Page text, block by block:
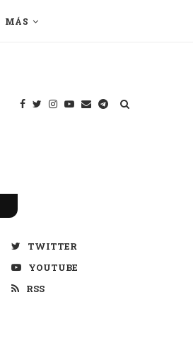
MÁS
TWITTER
YOUTUBE
RSS